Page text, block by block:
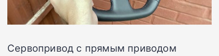
Сервопривод с прямым приводом